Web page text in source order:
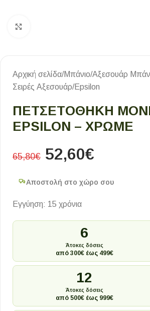
Αρχική σελίδα/Μπάνιο/Αξεσουάρ
Σειρές Αξεσουάρ/Epsilon
ΠΕΤΣΕΤΟΘΗΚΗ
EPSILON – ΧΡΩΜΕ
65,80€ 52,60€
Αποστολή στο χώρο σου
Εγγύηση: 15 χρόνια
6
Άτοκες δόσεις
από 300€ έως 499€
12
Άτοκες δόσεις
από 500€ έως 999€